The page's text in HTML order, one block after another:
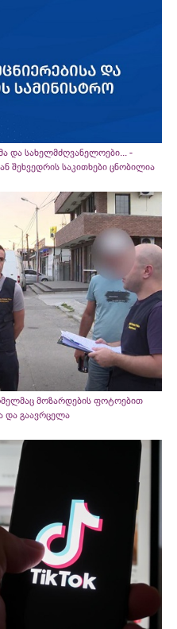
და სახელმძღვანელოები... -
შეხვედრის საკითხები ცნობილია
მოზარდების ფოტოებით
და გაავრცელა